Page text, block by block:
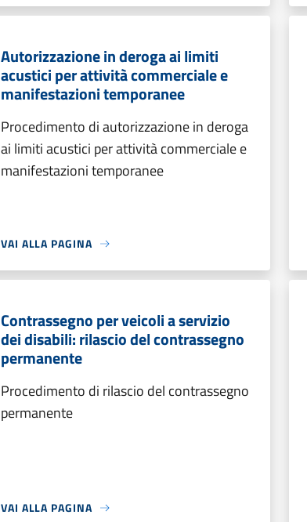
Autorizzazione in deroga ai limiti
acustici per attività commerciale e
manifestazioni temporanee
Procedimento di autorizzazione in deroga
ai limiti acustici per attività commerciale e
manifestazioni temporanee
VAI ALLA PAGINA
Contrassegno per veicoli a servizio
dei disabili: rilascio del contrassegno
permanente
Procedimento di rilascio del contrassegno
permanente
VAI ALLA PAGINA